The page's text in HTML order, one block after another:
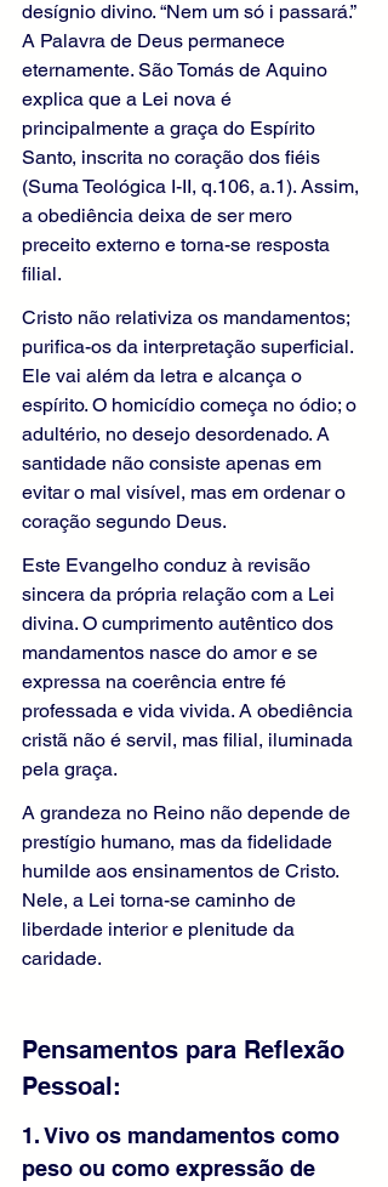
desígnio divino. “Nem um só i passará.”
A Palavra de Deus permanece
eternamente. São Tomás de Aquino
explica que a Lei nova é
principalmente a graça do Espírito
Santo, inscrita no coração dos fiéis
(Suma Teológica I-II, q.106, a.1). Assim,
a obediência deixa de ser mero
preceito externo e torna-se resposta
filial.
Cristo não relativiza os mandamentos;
purifica-os da interpretação superficial.
Ele vai além da letra e alcança o
espírito. O homicídio começa no ódio; o
adultério, no desejo desordenado. A
santidade não consiste apenas em
evitar o mal visível, mas em ordenar o
coração segundo Deus.
Este Evangelho conduz à revisão
sincera da própria relação com a Lei
divina. O cumprimento autêntico dos
mandamentos nasce do amor e se
expressa na coerência entre fé
professada e vida vivida. A obediência
cristã não é servil, mas filial, iluminada
pela graça.
A grandeza no Reino não depende de
prestígio humano, mas da fidelidade
humilde aos ensinamentos de Cristo.
Nele, a Lei torna-se caminho de
liberdade interior e plenitude da
caridade.
Pensamentos para Reflexão
Pessoal:
1. Vivo os mandamentos como
peso ou como expressão de